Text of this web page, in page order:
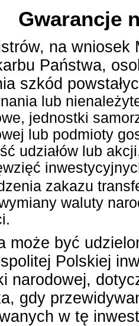
Gwarancje
na wniosek
Państwa,
szkód
lub
jednostki
lub podmioty
udziałów lub
zakazu
waluty
może być
Polskiej
narodowej,
gdy
w tę